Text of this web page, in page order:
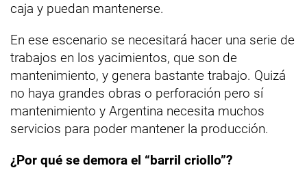
caja y puedan mantenerse.
En ese escenario se necesitará hacer una serie de
trabajos en los yacimientos, que son de
mantenimiento, y genera bastante trabajo. Quizá
no haya grandes obras o perforación pero sí
mantenimiento y Argentina necesita muchos
servicios para poder mantener la producción.
¿Por qué se demora el “barril criollo”?